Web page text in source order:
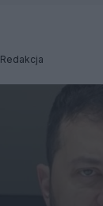
Redakcja